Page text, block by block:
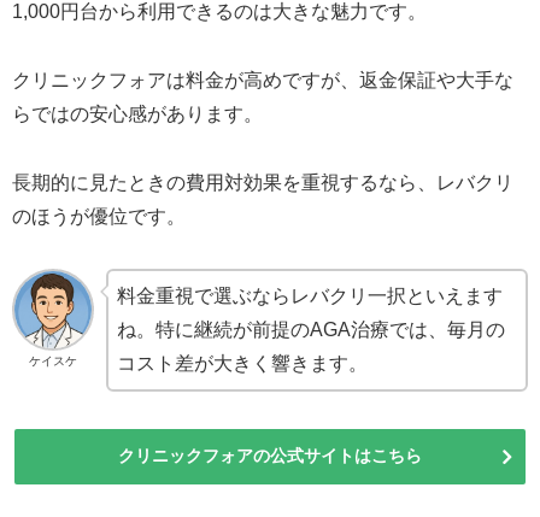
1,000円台から利用できるのは大きな魅力です。
クリニックフォアは料金が高めですが、返金保証や大手な
らではの安心感があります。
長期的に見たときの費用対効果を重視するなら、レバクリ
のほうが優位です。
ケイスケ
料金重視で選ぶならレバクリ一択といえます
ね。特に継続が前提のAGA治療では、毎月の
コスト差が大きく響きます。
クリニックフォアの公式サイトはこちら